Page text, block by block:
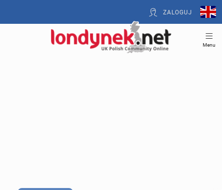
ZALOGUJ
Menu